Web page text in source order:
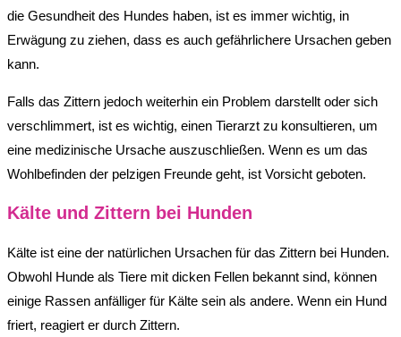
die Gesundheit des Hundes haben, ist es immer wichtig, in
Erwägung zu ziehen, dass es auch gefährlichere Ursachen geben
kann.
Falls das Zittern jedoch weiterhin ein Problem darstellt oder sich
verschlimmert, ist es wichtig, einen Tierarzt zu konsultieren, um
eine medizinische Ursache auszuschließen. Wenn es um das
Wohlbefinden der pelzigen Freunde geht, ist Vorsicht geboten.
Kälte und Zittern bei Hunden
Kälte ist eine der natürlichen Ursachen für das Zittern bei Hunden.
Obwohl Hunde als Tiere mit dicken Fellen bekannt sind, können
einige Rassen anfälliger für Kälte sein als andere. Wenn ein Hund
friert, reagiert er durch Zittern.